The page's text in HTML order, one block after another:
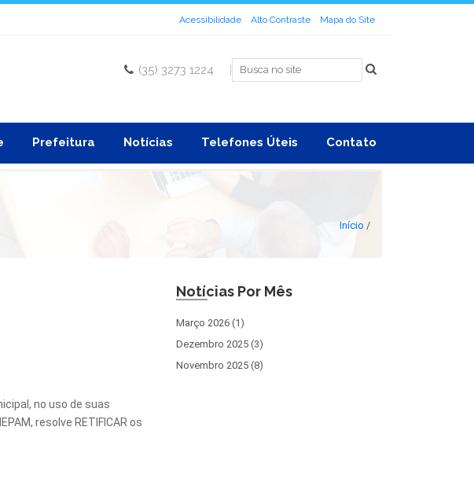
Acessibilidade Alto Contraste Mapa do Site
(35) 3273 1224 |
Prefeitura Notícias Telefones Úteis Contato
Início /
no uso de suas
resolve RETIFICAR os
Notícias Por Mês
Março 2026 (1)
Dezembro 2025 (3)
Novembro 2025 (8)